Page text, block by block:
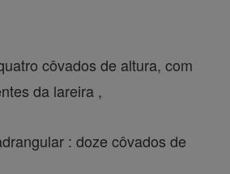
côvados de altura, com
da lareira ,
: doze côvados de